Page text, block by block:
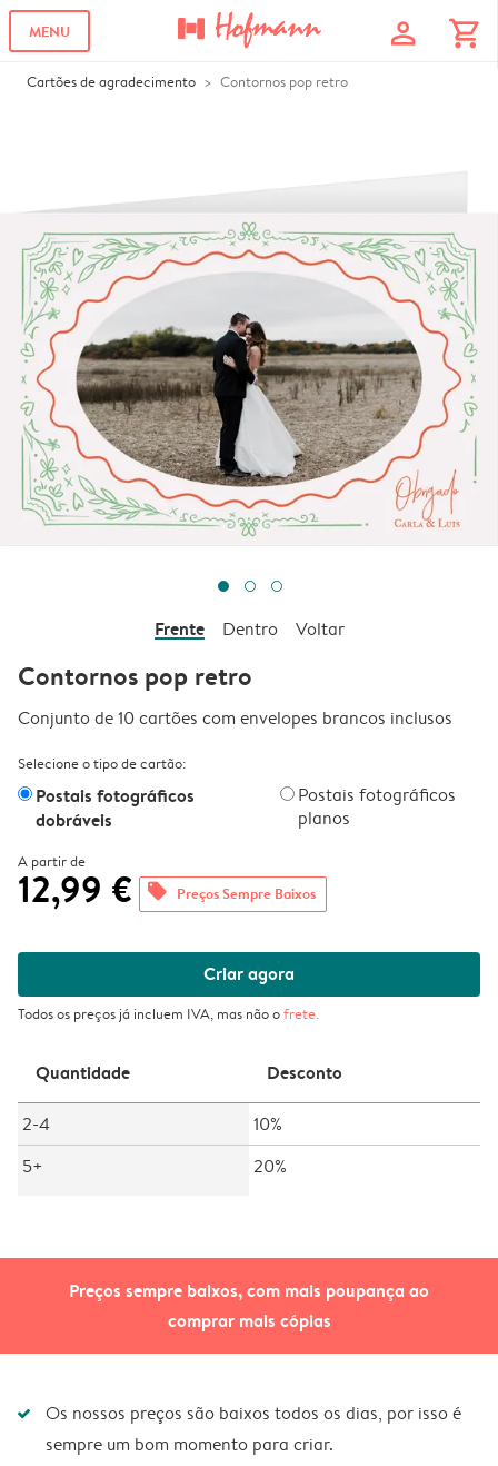
MENU profile shopping_cart
Cartões de agradecimento Contornos pop retro
Preços sempre baixos, com mais poupança ao
comprar mais cópias
Frente Dentro Voltar
Contornos pop retro
Conjunto de 10 cartões com envelopes brancos inclusos
Selecione o tipo de cartão:
Postais fotográficos
dobráveis
Postais fotográficos
planos
A partir de
12,99 € offers Preços Sempre Baixos
Criar agora
Todos os preços já incluem IVA, mas não ofrete.
Quantidade Desconto
2-4
10%
5+
20%
Os nossos preços são baixos todos os dias, por isso é
sempre um bom momento para criar.